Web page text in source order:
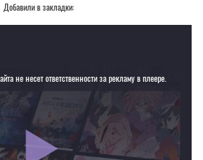
Добавили в закладки:
не несет ответственности за рекламу в плеере.
страницу или выберите другой плеер!
необходимо установить VPN
в Бездне [все серии]